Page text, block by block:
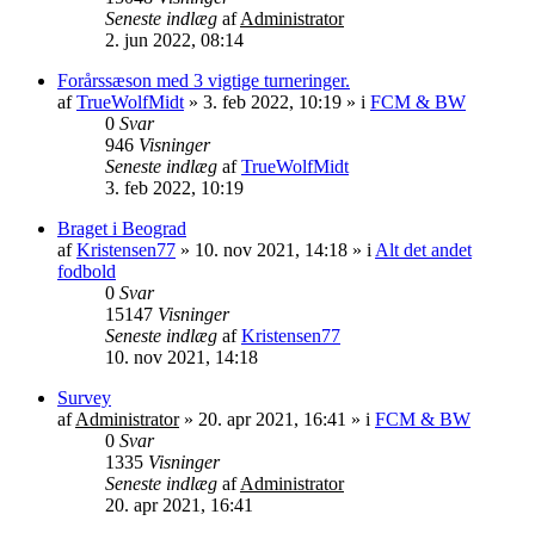
Seneste indlæg afAdministrator
2. jun 2022, 08:14
Forårssæson med 3 vigtige turneringer.
afTrueWolfMidt » 3. feb 2022, 10:19 » i FCM & BW
0 Svar
946 Visninger
Seneste indlæg afTrueWolfMidt
3. feb 2022, 10:19
Braget i Beograd
afKristensen77 » 10. nov 2021, 14:18 » i Alt det andet
fodbold
0 Svar
15147 Visninger
Seneste indlæg afKristensen77
10. nov 2021, 14:18
Survey
afAdministrator» 20. apr 2021, 16:41 » i FCM & BW
0 Svar
1335 Visninger
Seneste indlæg afAdministrator
20. apr 2021, 16:41